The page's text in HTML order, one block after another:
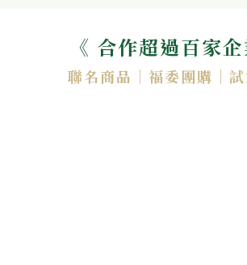
《 合作超過百家企
聯名商品｜福委團購｜